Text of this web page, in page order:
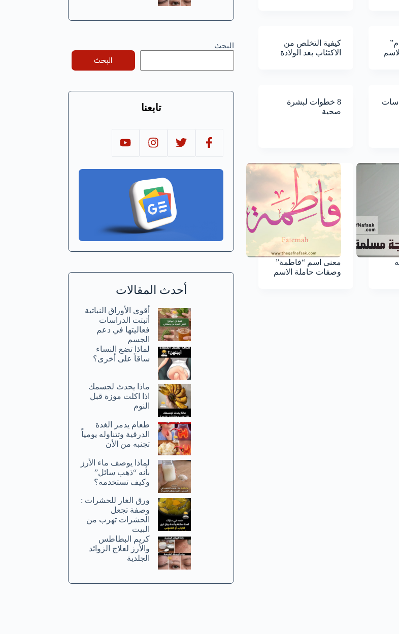
كيفية التخلص من
الاكتئاب بعد الولادة
8 خطوات لبشرة
صحية
معنى اسم “فاطمة”
وصفات حاملة الاسم
البحث
البحث
تابعنا
أحدث المقالات
أقوى الأوراق النباتية
أثبتت الدراسات
فعاليتها في دعم
الجسم
لماذا تضع النساء
ساقاً على أخرى؟
ماذا يحدث لجسمك
اذا اكلت موزة قبل
النوم
طعام يدمر الغدة
الدرقية وتتناوله يومياً
تجنبه من الأن
لماذا يوصف ماء الأرز
بأنه “ذهب سائل”
وكيف تستخدمه؟
ورق الغار للحشرات :
وصفة تجعل
الحشرات تهرب من
البيت
كريم البطاطس
والأرز لعلاج الزوائد
الجلدية